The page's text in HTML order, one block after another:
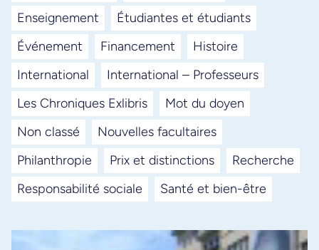
Enseignement
Étudiantes et étudiants
Événement
Financement
Histoire
International
International – Professeurs
Les Chroniques Exlibris
Mot du doyen
Non classé
Nouvelles facultaires
Philanthropie
Prix et distinctions
Recherche
Responsabilité sociale
Santé et bien-être